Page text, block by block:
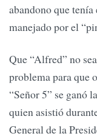
abandono que
manejado por el
Que “Alfred” no
problema para que
“Señor 5” se ganó
quien asistió
General de la